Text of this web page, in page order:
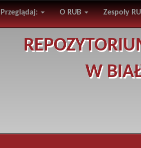
Przeglądaj: O RUB Zespoły
W